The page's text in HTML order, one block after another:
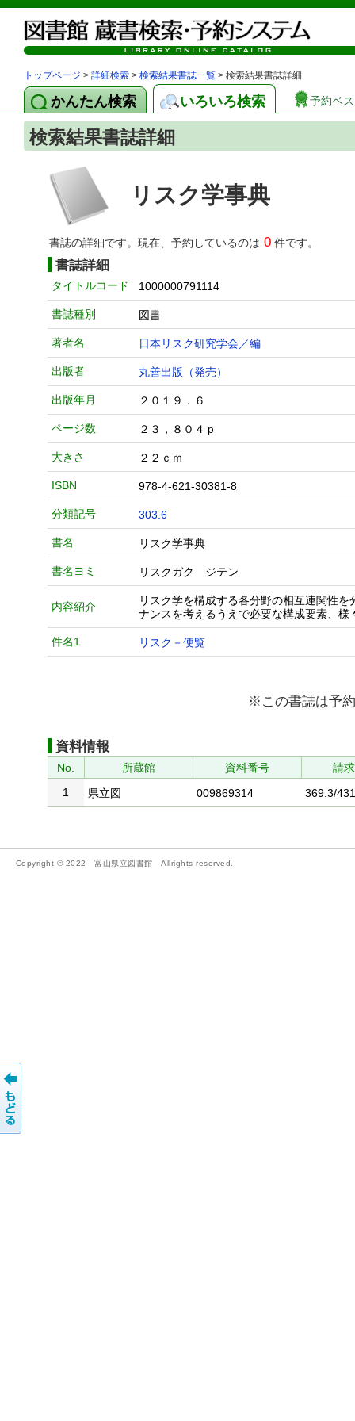
トップページ > 詳細検索 > 検索結果書誌一覧 > 検索結果書誌詳細
かんたん検索 いろいろ検索 予約ベ
検索結果書誌詳細
リスク学事典
書誌の詳細です。現在、予約しているのは 0 件です。
書誌詳細
タイトルコード 1000000791114
書誌種別 図書
著者名 日本リスク研究学会／編
出版者 丸善出版（発売）
出版年月 ２０１９．６
ページ数 ２３，８０４ｐ
大きさ ２２ｃｍ
ISBN 978-4-621-30381-8
分類記号 303.6
書名 リスク学事典
書名ヨミ リスクガク ジテン
内容紹介
リスク学を構成する各分野の相互連関性
ナンスを考えるうえで必要な構成要素、
件名1 リスク－便覧
※この書誌は予
資料情報
No. 所蔵館 資料番号
請
1
県立図 009869314 369.3/
Copyright © 2022 富山県立図書館 Allrights reserved.